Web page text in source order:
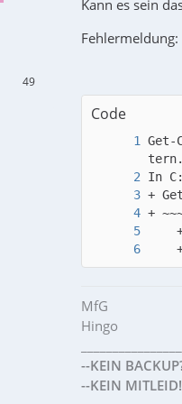
49
Kann es sein
Fehlermeldung:
Code
Get-
MfG
Hingo
--KEIN
--KEIN